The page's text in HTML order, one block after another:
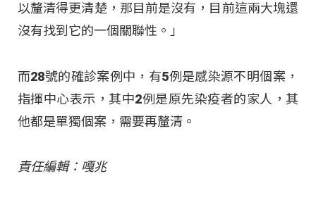
以釐清得更清楚，那目前是沒有，目前這兩大塊還
沒有找到它的一個關聯性。」
而28號的確診案例中，有5例是感染源不明個案，
指揮中心表示，其中2例是原先染疫者的家人，其
他都是單獨個案，需要再釐清。
責任編輯：嘎兆